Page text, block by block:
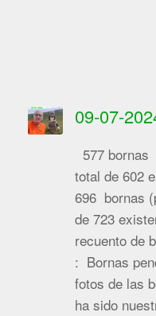
09-07-
577
total de 602
696 bornas
de 723
recuento de
: Bornas
fotos de las
ha sido